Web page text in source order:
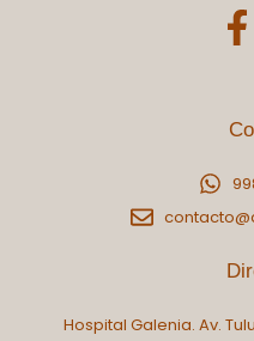
F
a
o
k
-
Hospital Galenia. Av.